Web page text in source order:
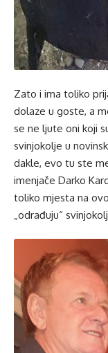
Zato i ima toliko
dolaze u goste, a
se ne ljute oni koji
svinjokolje u
dakle, evo tu ste
imenjače Darko
toliko mjesta na
„odrađuju“